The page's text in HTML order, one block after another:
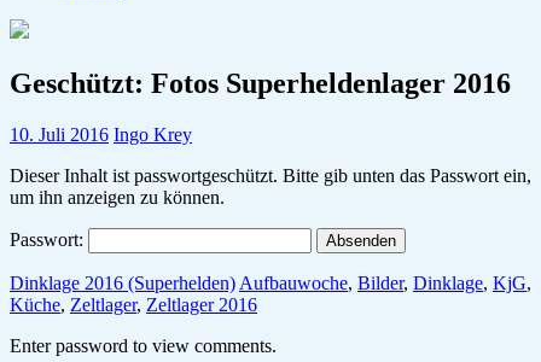
Geschützt: Fotos Superheldenlager 2016
10. Juli 2016 Ingo Krey
Dieser Inhalt ist passwortgeschützt. Bitte gib unten das Passwort ein,
um ihn anzeigen zu können.
Passwort:
Dinklage 2016 (Superhelden) Aufbauwoche, Bilder, Dinklage, KjG,
Küche, Zeltlager, Zeltlager 2016
Enter password to view comments.